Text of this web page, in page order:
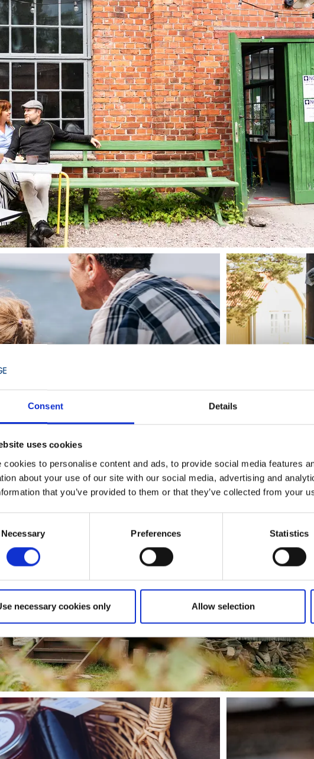
Consent Details
uses cookies
cookies to personalise content and ads, to provide social media features
about your use of our site with our social media, advertising and
that you’ve provided to them or that they’ve collected from your
Necessary Preferences Statistics
necessary cookies only Allow selection
på Vestkysten Udforske